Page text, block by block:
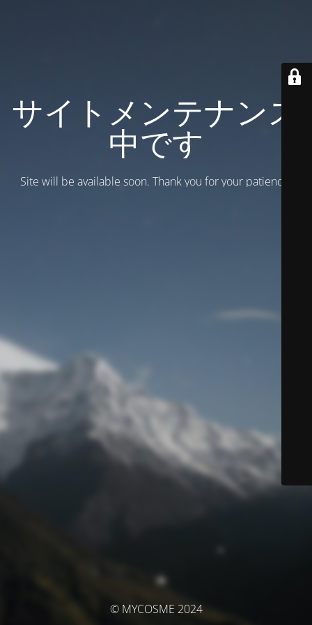
サイトメンテナンス
中です
Site will be available soon. Thank you for your patience!
© MYCOSME 2024